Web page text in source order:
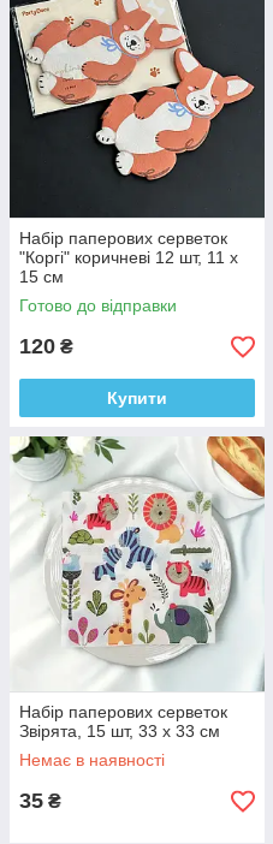
Набір паперових серветок
"Коргі" коричневі 12 шт, 11 х
15 см
Готово до відправки
120 ₴
Купити
Набір паперових серветок
Звірята, 15 шт, 33 х 33 см
Немає в наявності
35 ₴